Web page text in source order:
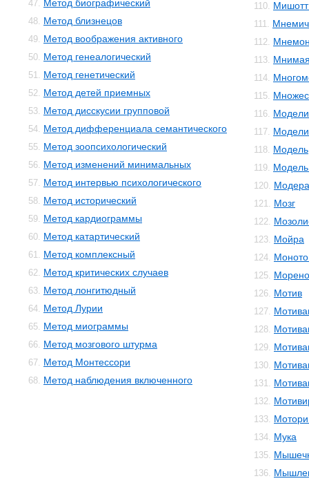
47. Метод биографический
48. Метод близнецов
49. Метод воображения активного
50. Метод генеалогический
51. Метод генетический
52. Метод детей приемных
53. Метод дисскусии групповой
54. Метод дифференциала семантического
55. Метод зоопсихологический
56. Метод изменений минимальных
57. Метод интервью психологического
58. Метод исторический
59. Метод кардиограммы
60. Метод катартический
61. Метод комплексный
62. Метод критических случаев
63. Метод лонгитюдный
64. Метод Лурии
65. Метод миограммы
66. Метод мозгового штурма
67. Метод Монтессори
68. Метод наблюдения включенного
110.
111.
112.
113.
114.
115.
116.
117.
118. Модель
119. Модель
120.
121. Мозг
122.
123. Мойра
124.
125.
126. Мотив
127.
128.
129.
130.
131.
132.
133.
134. Мука
135.
136.